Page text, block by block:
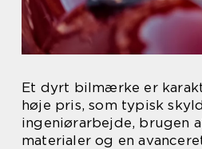
Et dyrt bilmærke er
høje pris, som typisk
ingeniørarbejde, brugen
materialer og en